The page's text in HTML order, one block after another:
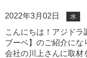
2022年3月02日 水
こんにちは！アジドラ
ブーベ】のご紹介に
会社の川上さんに取材